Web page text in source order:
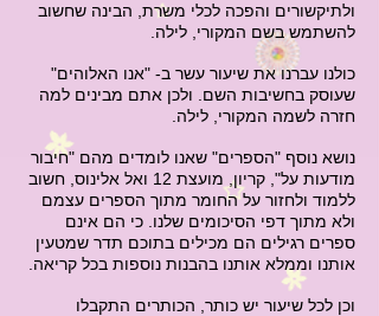
ולתיקשורים והפכה לכלי משרת, הבינה שחשוב
להשתמש בשם המקורי, לילה.
כולנו עברנו את שיעור עשר ב- "אנו האלוהים"
שעוסק בחשיבות השם. ולכן אתם מבינים למה
חזרה לשמה המקורי, לילה.
נושא נוסף "הספרים" שאנו לומדים מהם "חיבור
מודעות על", קריון, מועצת 12 ואל אלינוס, חשוב
ללמוד ולחזור על החומר מתוך הספרים עצמם
ולא מתוך דפי הסיכומים שלנו. כי הם אינם
ספרים רגילים הם מכילים בתוכם תדר שמטעין
אותנו וממלא אותנו בהבנות נוספות בכל קריאה.
וכן לכל שיעור יש כותר, הכותרים התקבלו